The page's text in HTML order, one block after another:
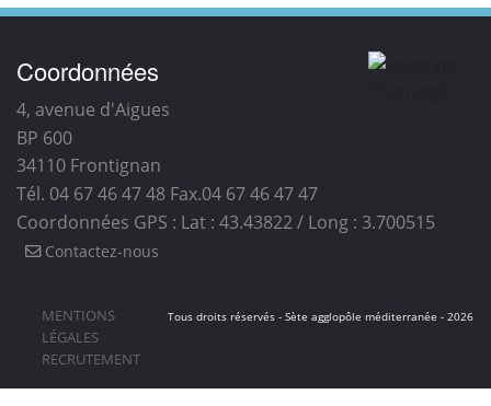
Coordonnées
4, avenue d'Aigues
BP 600
34110 Frontignan
Tél. 04 67 46 47 48 Fax.04 67 46 47 47
Coordonnées GPS : Lat : 43.43822 / Long : 3.700515
Contactez-nous
Tous droits réservés - Sète agglopôle méditerranée - 2026
MENTIONS
LÉGALES
RECRUTEMENT